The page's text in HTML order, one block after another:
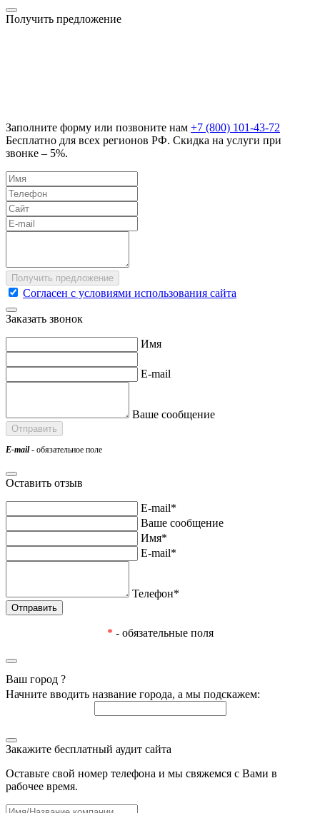
Получить предложение
Заполните форму или позвоните нам +7 (800) 101-43-72
Бесплатно для всех регионов РФ. Скидка на услуги при
звонке – 5%.
Согласен с условиями использования сайта
Заказать звонок
Имя
E-mail
Ваше сообщение
E-mail- обязательное поле
Оставить отзыв
E-mail*
Ваше сообщение
Имя*
E-mail*
Телефон*
* - обязательные поля
Ваш город ?
Начните вводить название города, а мы подскажем:
Закажите бесплатный аудит сайта
Оставьте свой номер телефона и мы свяжемся с Вами в
рабочее время.